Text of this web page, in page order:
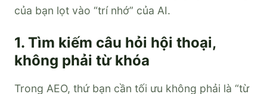
của bạn lọt vào “trí nhớ” của AI.
1. Tìm kiếm câu hỏi hội thoại,
không phải từ khóa
Trong AEO, thứ bạn cần tối ưu không phải là “từ